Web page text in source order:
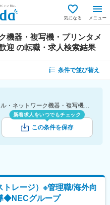
気になる メニュー
機器・複写機・プリンタメ
迎 の転職・求人検索結果
条件で並び替え
[勤務地]山形県 [業種]家電・モバイル・ネットワーク機器・複写機・プリンタメーカー-メーカー（機械・電気）業界 [こだわり条件ピックアップ]職種未経験歓迎 [詳細条件](募集・採用情報)職種未経験歓迎
新着求人をいつでもチェック
この条件を保存
トレージ）※管理職/海外向
◆NECグループ